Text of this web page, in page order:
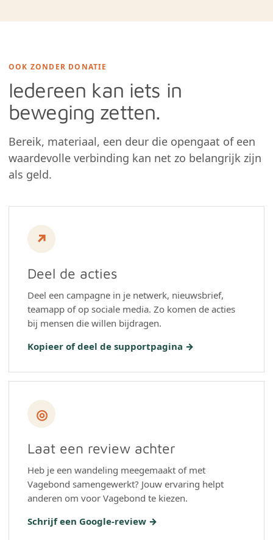
OOK ZONDER DONATIE
Iedereen kan iets in
beweging zetten.
Bereik, materiaal, een deur die opengaat of een
waardevolle verbinding kan net zo belangrijk zijn
als geld.
↗
Deel de acties
Deel een campagne in je netwerk, nieuwsbrief,
teamapp of op sociale media. Zo komen de acties
bij mensen die willen bijdragen.
Kopieer of deel de supportpagina →
◎
Laat een review achter
Heb je een wandeling meegemaakt of met
Vagebond samengewerkt? Jouw ervaring helpt
anderen om voor Vagebond te kiezen.
Schrijf een Google-review →